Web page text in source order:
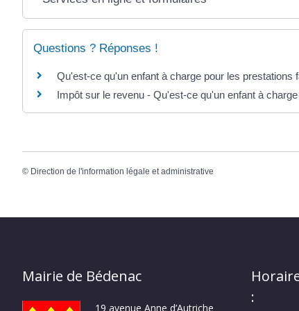
Questions ? Réponses !
Qu'est-ce qu'un enfant à charge pour les prestations
Impôt sur le revenu - Qu'est-ce qu'un enfant à
© Direction de l'information légale et administrative
Mairie de Bédenac
19 avenue Anne d’Autriche
: